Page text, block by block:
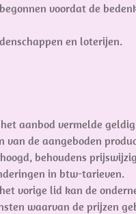
voordat de
en loterijen.
aanbod vermelde
van de aangeboden
behoudens
in btw-tarieven.
vorige lid kan de
waarvan de prijzen